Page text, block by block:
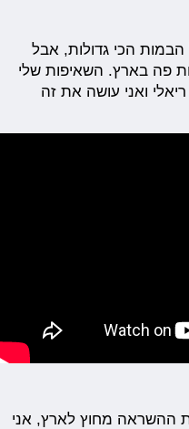
הכי גדולות, אבל
פה בארץ. השאיפות שלי
ואני עושה את זה
ההשראה מחוץ לארץ, אני